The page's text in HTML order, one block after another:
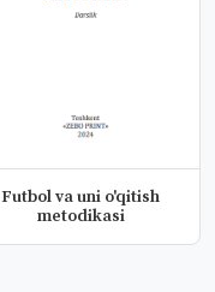
Futbol va uni o'qitish
metodikasi